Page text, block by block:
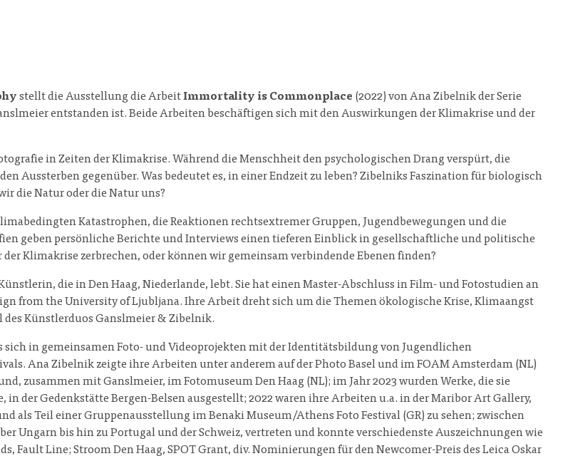
stellt die Ausstellung die ArbeitImmortality is Commonplace (2022) von Ana Zibelnik der Serie
entstanden ist. Beide Arbeiten beschäftigen sich mit den Auswirkungen der Klimakrise und der
in Zeiten der Klimakrise. Während die Menschheit den psychologischen Drang verspürt, die
Aussterben gegenüber. Was bedeutet es, in einer Endzeit zu leben? Zibelniks Faszination für biologisch
die Natur oder die Natur uns?
Katastrophen, die Reaktionen rechtsextremer Gruppen, Jugendbewegungen und die
geben persönliche Berichte und Interviews einen tieferen Einblick in gesellschaftliche und politische
Klimakrise zerbrechen, oder können wir gemeinsam verbindende Ebenen finden?
die in Den Haag, Niederlande, lebt. Sie hat einen Master-Abschluss in Film- und Fotostudien an
from the University of Ljubljana. Ihre Arbeit dreht sich um die Themen ökologische Krise, Klimaangst
des Künstlerduos Ganslmeier & Zibelnik.
sich in gemeinsamen Foto- und Videoprojekten mit der Identitätsbildung von Jugendlichen
Ana Zibelnik zeigte ihre Arbeiten unter anderem auf der Photo Basel und im FOAM Amsterdam (NL)
zusammen mit Ganslmeier, im Fotomuseum Den Haag (NL); im Jahr 2023 wurden Werke, die sie
der Gedenkstätte Bergen-Belsen ausgestellt; 2022 waren ihre Arbeiten u.a. in der Maribor Art Gallery,
als Teil einer Gruppenausstellung im Benaki Museum/Athens Foto Festival (GR) zu sehen; zwischen
Ungarn bis hin zu Portugal und der Schweiz, vertreten und konnte verschiedenste Auszeichnungen wie
Fault Line; Stroom Den Haag, SPOT Grant, div. Nominierungen für den Newcomer-Preis des Leica Oskar